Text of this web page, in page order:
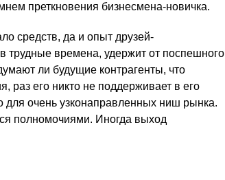
преткновения бизнесмена-новичка.
средств, да и опыт друзей-
времена, удержит от поспешного
ли будущие контрагенты, что
раз его никто не поддерживает в его
для очень узконаправленных ниш рынка.
полномочиями. Иногда выход